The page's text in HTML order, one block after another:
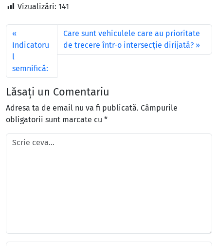
Vizualizări: 141
Indicatoru
l
semnifică:
Care sunt vehiculele care au prioritate
de trecere într-o intersecție dirijată?
Lăsați un Comentariu
Adresa ta de email nu va fi publicată. Câmpurile
obligatorii sunt marcate cu *